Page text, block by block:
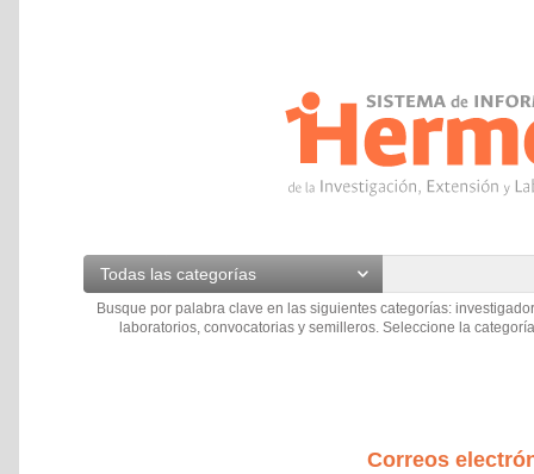
Todas las categorías
Busque por palabra clave en las siguientes categorías:
laboratorios, convocatorias y semilleros. Seleccione la
Correos